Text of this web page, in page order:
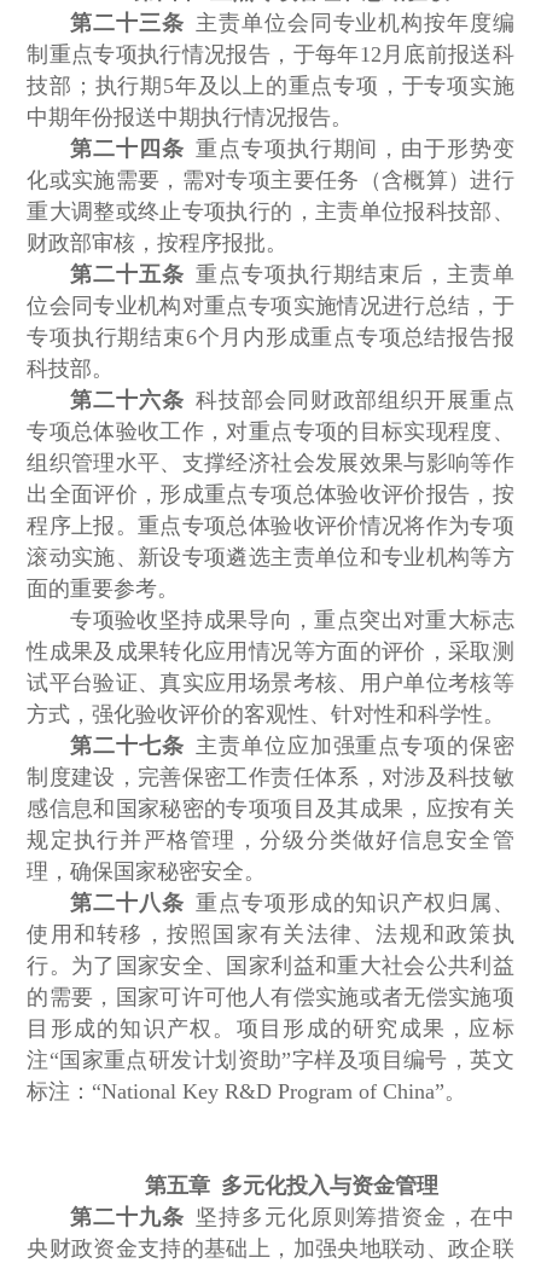
第二十三条 主责单位会同专业机构按年度编
制重点专项执行情况报告，于每年12月底前报送科
技部；执行期5年及以上的重点专项，于专项实施
中期年份报送中期执行情况报告。
第二十四条 重点专项执行期间，由于形势变
化或实施需要，需对专项主要任务（含概算）进行
重大调整或终止专项执行的，主责单位报科技部、
财政部审核，按程序报批。
第二十五条 重点专项执行期结束后，主责单
位会同专业机构对重点专项实施情况进行总结，于
专项执行期结束6个月内形成重点专项总结报告报
科技部。
第二十六条 科技部会同财政部组织开展重点
专项总体验收工作，对重点专项的目标实现程度、
组织管理水平、支撑经济社会发展效果与影响等作
出全面评价，形成重点专项总体验收评价报告，按
程序上报。重点专项总体验收评价情况将作为专项
滚动实施、新设专项遴选主责单位和专业机构等方
面的重要参考。
专项验收坚持成果导向，重点突出对重大标志
性成果及成果转化应用情况等方面的评价，采取测
试平台验证、真实应用场景考核、用户单位考核等
方式，强化验收评价的客观性、针对性和科学性。
第二十七条 主责单位应加强重点专项的保密
制度建设，完善保密工作责任体系，对涉及科技敏
感信息和国家秘密的专项项目及其成果，应按有关
规定执行并严格管理，分级分类做好信息安全管
理，确保国家秘密安全。
第二十八条 重点专项形成的知识产权归属、
使用和转移，按照国家有关法律、法规和政策执
行。为了国家安全、国家利益和重大社会公共利益
的需要，国家可许可他人有偿实施或者无偿实施项
目形成的知识产权。项目形成的研究成果，应标
注“国家重点研发计划资助”字样及项目编号，英文
标注：“National Key R&D Program of China”。
第五章 多元化投入与资金管理
第二十九条 坚持多元化原则筹措资金，在中
央财政资金支持的基础上，加强央地联动、政企联